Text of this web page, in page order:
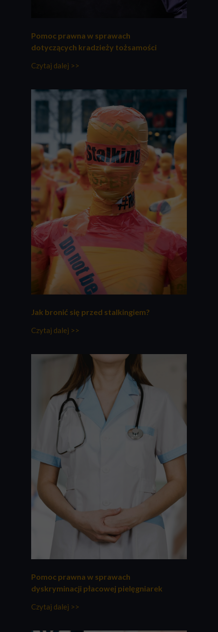
Pomoc prawna w sprawach
dotyczących kradzieży tożsamości
Czytaj dalej >>
Jak bronić się przed stalkingiem?
Czytaj dalej >>
Pomoc prawna w sprawach
dyskryminacji płacowej pielęgniarek
Czytaj dalej >>